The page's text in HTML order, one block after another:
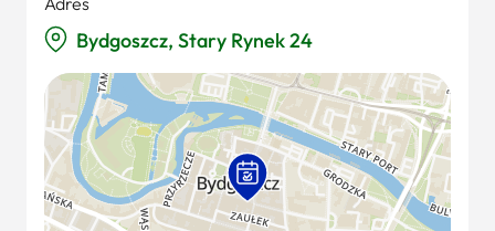
Bydgoszcz, Stary Rynek 24